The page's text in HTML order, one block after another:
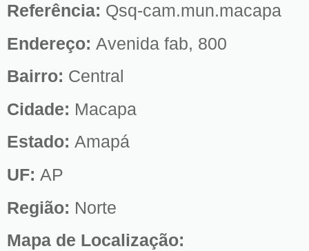
Referência: Qsq-cam.mun.macapa
Endereço: Avenida fab, 800
Bairro: Central
Cidade: Macapa
Estado: Amapá
UF: AP
Região: Norte
Mapa de Localização: